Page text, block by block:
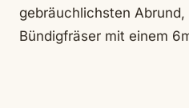
gebräuchlichsten Abrund,
Bündigfräser mit einem